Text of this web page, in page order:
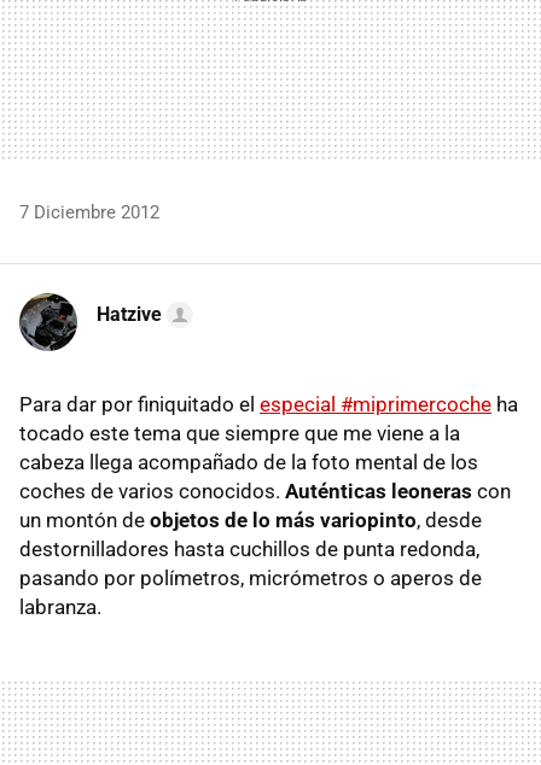
7 Diciembre 2012
Hatzive
Para dar por finiquitado el especial #miprimercoche ha
tocado este tema que siempre que me viene a la
cabeza llega acompañado de la foto mental de los
coches de varios conocidos. Auténticas leoneras con
un montón de objetos de lo más variopinto, desde
destornilladores hasta cuchillos de punta redonda,
pasando por polímetros, micrómetros o aperos de
labranza.